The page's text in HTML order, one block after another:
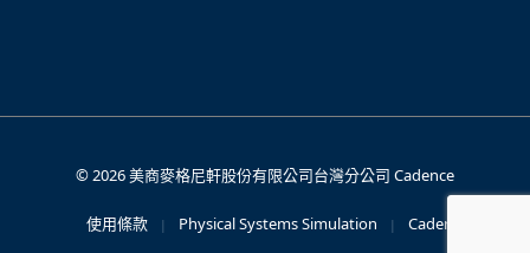
© 2026 美商麥格尼軒股份有限公司台灣分公司 Cadence
使用條款 Physical Systems Simulation Cadence